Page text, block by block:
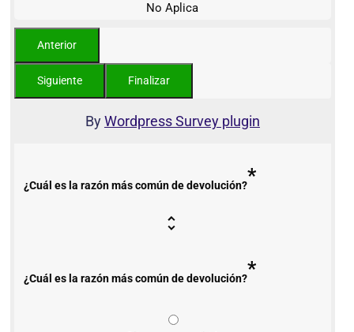
No Aplica
ByWordpress Survey plugin
¿Cuál es la razón más común de devolución?*
¿Cuál es la razón más común de devolución?*